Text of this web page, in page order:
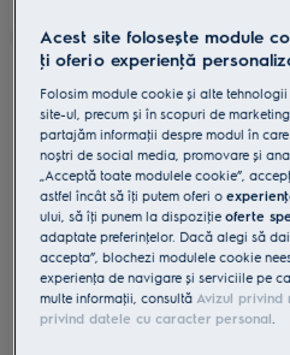
Acest site folosește module
ţi oferi o experienţă
Folosim module cookie și alte
site-ul, precum și în scopuri de
partajăm informaţii despre modul în
noștri de social media, promovare și
„Acceptă toate modulele cookie”,
astfel încât să îţi putem oferi o
ului, să îţi punem la dispoziţieoferte
adaptate preferinţelor. Dacă alegi să
accepta”, blochezi modulele cookie
experienţa de navigare și serviciile pe
multe informaţii, consultă Avizul privind
privind datele cu caracter personal.